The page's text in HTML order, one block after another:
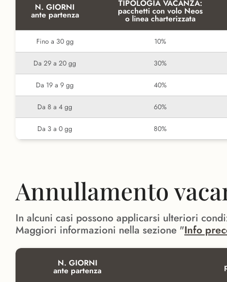
N. GIORNI
ante partenza
TIPOLOGIA VACANZA:
pacchetti con volo Neos
o linea charterizzata
Fino a 30 gg 10%
Da 29 a 20 gg 30%
Da 19 a 9 gg 40%
Da 8 a 4 gg 60%
Da 3 a 0 gg 80%
Annullamento
In alcuni casi possono applicarsi ulteriori
Maggiori informazioni nella sezione "Info
N. GIORNI
ante partenza